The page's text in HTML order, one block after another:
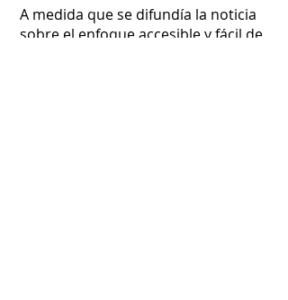
A medida que se difundía la noticia
sobre el enfoque accesible y fácil de